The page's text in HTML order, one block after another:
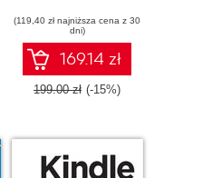
(119,40 zł najniższa cena z 30
dni)
169.14 zł
199.00 zł (-15%)